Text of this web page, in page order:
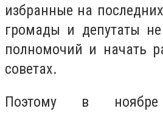
избранные на
громады и депутаты
полномочий и начать
советах.
Поэтому в ноябре